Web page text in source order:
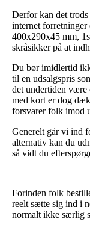
Derfor kan det
internet
400x290x45 mm,
skråsikker på at
Du bør imidlertid
til en udsalgspris
det undertiden være
med kort er dog
forsvarer folk imod
Generelt går vi ind
alternativ kan du
så vidt du
Forinden folk
reelt sætte sig ind i
normalt ikke særlig